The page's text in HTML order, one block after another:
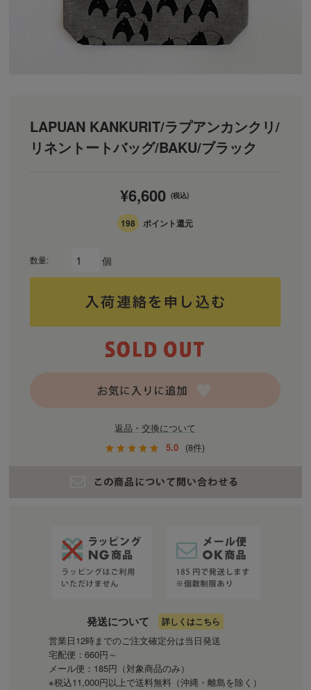
LAPUAN KANKURIT/ラプアンカンクリ/
リネントートバッグ/BAKU/ブラック
¥6,600 (税込)
198 ポイント還元
数量: 個
返品・交換について
5.0 (8件)
発送について 詳しくはこちら
営業日12時までのご注文確定分は当日発送
宅配便：660円～
メール便：185円（対象商品のみ）
※税込11,000円以上で送料無料（沖縄・離島を除く）